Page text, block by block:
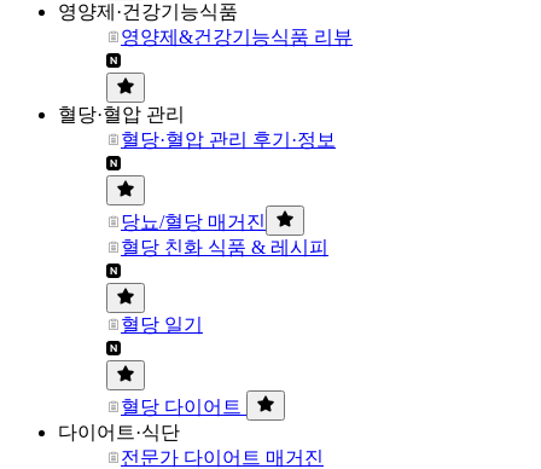
영양제·건강기능식품
영양제&건강기능식품 리뷰
혈당·혈압 관리
혈당·혈압 관리 후기·정보
당뇨/혈당 매거진
혈당 친화 식품 & 레시피
혈당 일기
혈당 다이어트
다이어트·식단
전문가 다이어트 매거진